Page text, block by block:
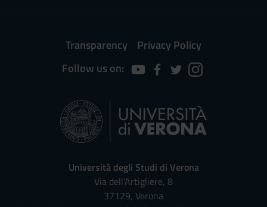
Transparency
Privacy Policy
Follow us on:
Università degli Studi di Verona
Via dell'Artigliere, 8
37129, Verona